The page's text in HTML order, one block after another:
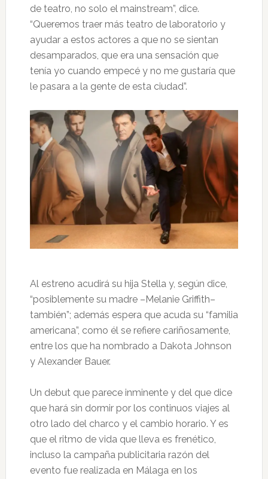
de teatro, no solo el mainstream”, dice.
“Queremos traer más teatro de laboratorio y
ayudar a estos actores a que no se sientan
desamparados, que era una sensación que
tenía yo cuando empecé y no me gustaría que
le pasara a la gente de esta ciudad”.
Al estreno acudirá su hija Stella y, según dice,
“posiblemente su madre –Melanie Griffith–
también”; además espera que acuda su “familia
americana”, como él se refiere cariñosamente,
entre los que ha nombrado a Dakota Johnson
y Alexander Bauer.
Un debut que parece inminente y del que dice
que hará sin dormir por los continuos viajes al
otro lado del charco y el cambio horario. Y es
que el ritmo de vida que lleva es frenético,
incluso la campaña publicitaria razón del
evento fue realizada en Málaga en los